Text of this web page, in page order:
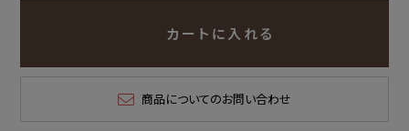
カートに入れる
商品についてのお問い合わせ